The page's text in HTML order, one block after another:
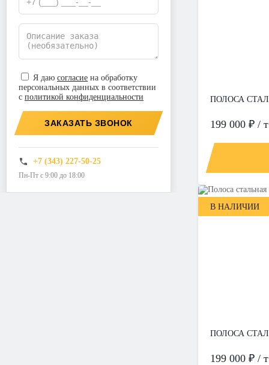
Я даю согласие на обработку
персональных данных в соответствии
с политикой конфиденциальности
ЗАКАЗАТЬ ЗВОНОК
+7 (343) 227-50-25
Пн-Пт с 9:00 до 18:00
ПОЛОСА
199 000 ₽ / т
В НАЛИЧИИ
ПОЛОСА
199 000 ₽ / т